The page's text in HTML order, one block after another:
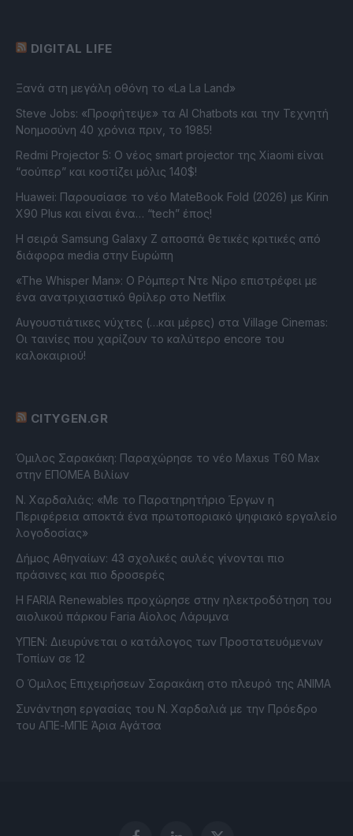
DIGITAL LIFE
Ξανά στη μεγάλη οθόνη το «La La Land»
Steve Jobs: «Προφήτεψε» τα AI Chatbots και την Τεχνητή
Νοημοσύνη 40 χρόνια πριν, το 1985!
Redmi Projector 5: Ο νέος smart projector της Xiaomi είναι
“σούπερ” και κοστίζει μόλις 140$!
Huawei: Παρουσίασε το νέο MateBook Fold (2026) με Kirin
X90 Plus και είναι ένα… “tech” έπος!
Η σειρά Samsung Galaxy Z αποσπά θετικές κριτικές από
διάφορα media στην Ευρώπη
«The Whisper Man»: Ο Ρόμπερτ Ντε Νίρο επιστρέφει με
ένα ανατριχιαστικό θρίλερ στο Netflix
Αυγουστιάτικες νύχτες (…και μέρες) στα Village Cinemas:
Οι ταινίες που χαρίζουν το καλύτερο encore του
καλοκαιριού!
CITYGEN.GR
Όμιλος Σαρακάκη: Παραχώρησε το νέο Maxus T60 Max
στην ΕΠΟΜΕΑ Βιλίων
Ν. Χαρδαλιάς: «Με το Παρατηρητήριο Έργων η
Περιφέρεια αποκτά ένα πρωτοποριακό ψηφιακό εργαλείο
λογοδοσίας»
Δήμος Αθηναίων: 43 σχολικές αυλές γίνονται πιο
πράσινες και πιο δροσερές
Η FARIA Renewables προχώρησε στην ηλεκτροδότηση του
αιολικού πάρκου Faria Αίολος Λάρυμνα
ΥΠΕΝ: Διευρύνεται ο κατάλογος των Προστατευόμενων
Τοπίων σε 12
O Όμιλος Επιχειρήσεων Σαρακάκη στο πλευρό της ΑΝΙΜΑ
Συνάντηση εργασίας του Ν. Χαρδαλιά με την Πρόεδρο
του ΑΠΕ-ΜΠΕ Άρια Αγάτσα